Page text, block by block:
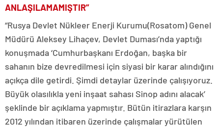
ANLAŞILAMAMIŞTIR”
“Rusya Devlet Nükleer Enerji Kurumu(Rosatom) Genel
Müdürü Aleksey Lihaçev, Devlet Duması’nda yaptığı
konuşmada ‘Cumhurbaşkanı Erdoğan, başka bir
sahanın bize devredilmesi için siyasi bir karar alındığını
açıkça dile getirdi. Şimdi detaylar üzerinde çalışıyoruz.
Büyük olasılıkla yeni inşaat sahası Sinop adını alacak’
şeklinde bir açıklama yapmıştır. Bütün itirazlara karşın
2012 yılından itibaren üzerinde çalışmalar yürütülen